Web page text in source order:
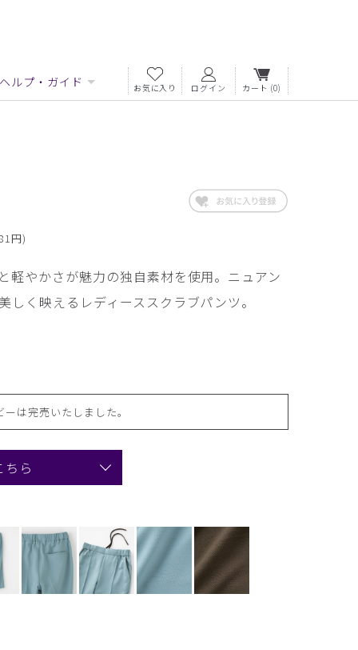
ヘルプ・ガイド お気に入り ログイン カート (0)
円)
軽やかさが魅力の独自素材を使用。ニュアン
しく映えるレディーススクラブパンツ。
は完売いたしました。
ちら